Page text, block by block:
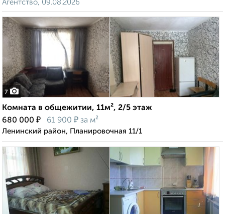
Агентство, 09.08.2026
7
Комната в общежитии, 11м², 2/5 этаж
680 000 ₽ 61 900 ₽ за м²
Ленинский район, Планировочная 11/1